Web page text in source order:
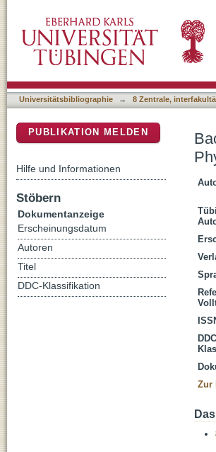
Microbiome
Universitätsbibliographie → 8 Zentrale,
Zur
PUBLIKATION MELDEN
Hilfe und Informationen
Stöbern
Dokumentanzeige
Erscheinungsdatum
Autoren
Titel
DDC-Klassifikation